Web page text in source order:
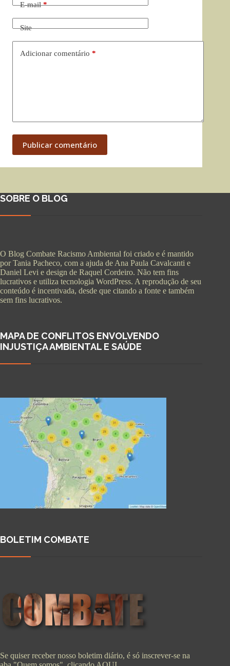
E-mail*
Site
Adicionar comentário *
Publicar comentário
SOBRE O BLOG
O Blog Combate Racismo Ambiental foi criado e é mantido
por Tania Pacheco, com a ajuda de Ana Paula Cavalcanti e
Daniel Levi e design de Raquel Cordeiro. Não tem fins
lucrativos e utiliza tecnologia WordPress. A reprodução de seu
conteúdo é incentivada, desde que citando a fonte e também
sem fins lucrativos.
MAPA DE CONFLITOS ENVOLVENDO
INJUSTIÇA AMBIENTAL E SAÚDE
BOLETIM COMBATE
Se quiser receber nosso boletim diário, é só inscrever-se na